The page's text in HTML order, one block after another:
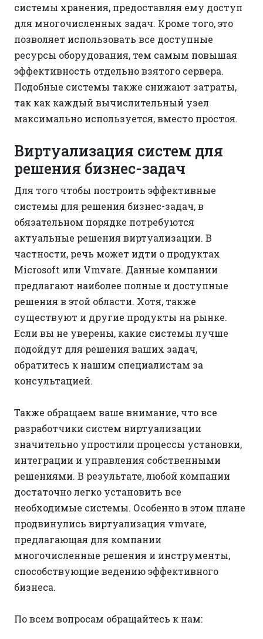
системы хранения, предоставляя ему доступ
для многочисленных задач. Кроме того, это
позволяет использовать все доступные
ресурсы оборудования, тем самым повышая
эффективность отдельно взятого сервера.
Подобные системы также снижают затраты,
так как каждый вычислительный узел
максимально используется, вместо простоя.
Виртуализация систем для
решения бизнес-задач
Для того чтобы построить эффективные
системы для решения бизнес-задач, в
обязательном порядке потребуются
актуальные решения виртуализации. В
частности, речь может идти о продуктах
Microsoft или Vmvare. Данные компании
предлагают наиболее полные и доступные
решения в этой области. Хотя, также
существуют и другие продукты на рынке.
Если вы не уверены, какие системы лучше
подойдут для решения ваших задач,
обратитесь к нашим специалистам за
консультацией.
Также обращаем ваше внимание, что все
разработчики систем виртуализации
значительно упростили процессы установки,
интеграции и управления собственными
решениями. В результате, любой компании
достаточно легко установить все
необходимые системы. Особенно в этом плане
продвинулись виртуализация vmvare,
предлагающая для компании
многочисленные решения и инструменты,
способствующие ведению эффективного
бизнеса.
По всем вопросам обращайтесь к нам: